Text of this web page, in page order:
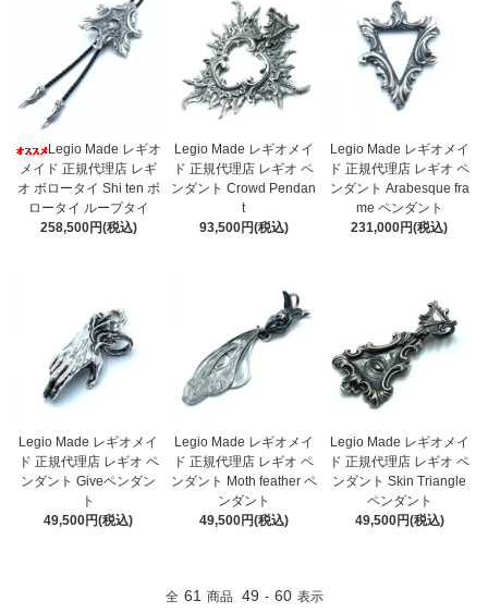
Legio Made レギオ
メイド 正規代理店 レギ
オ ボロータイ Shi ten ボ
ロータイ ループタイ
258,500円(税込)
Legio Made レギオメイ
ド 正規代理店 レギオ ペ
ンダント Crowd Pendan
t
93,500円(税込)
Legio Made レギオメイ
ド 正規代理店 レギオ ペ
ンダント Arabesque fra
me ペンダント
231,000円(税込)
Legio Made レギオメイ
ド 正規代理店 レギオ ペ
ンダント Giveペンダン
ト
49,500円(税込)
Legio Made レギオメイ
ド 正規代理店 レギオ ペ
ンダント Moth feather ペ
ンダント
49,500円(税込)
Legio Made レギオメイ
ド 正規代理店 レギオ ペ
ンダント Skin Triangle
ペンダント
49,500円(税込)
全 61 商品 49 - 60 表示